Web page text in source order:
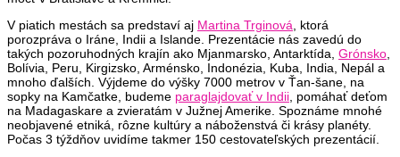
V piatich mestách sa predstaví aj Martina Trginová , ktorá
porozpráva o Iráne, Indii a Islande. Prezentácie nás zavedú do
takých pozoruhodných krajín ako Mjanmarsko, Antarktída, Grónsko
Bolívia, Peru, Kirgizsko, Arménsko, Indonézia, Kuba, India, Nepál a
mnoho ďalších. Výjdeme do výšky 7000 metrov v Ťan-šane, na
sopky na Kamčatke, budeme paraglajdovať v Indii , pomáhať deťom
na Madagaskare a zvieratám v Južnej Amerike. Spoznáme mnohé
neobjavené etniká, rôzne kultúry a náboženstvá či krásy planéty.
Počas 3 týždňov uvidíme takmer 150 cestovateľských prezentácií.